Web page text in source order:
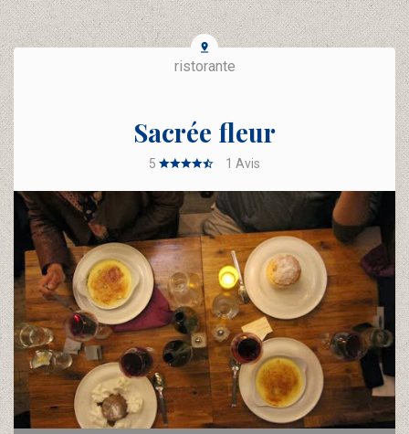
ristorante
Sacrée fleur
5 1 Avis